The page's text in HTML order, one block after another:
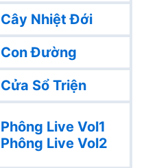
Cây Nhiệt Đới
Con Đường
Cửa Sổ Triện
Phông Live Vol1
Phông Live Vol2